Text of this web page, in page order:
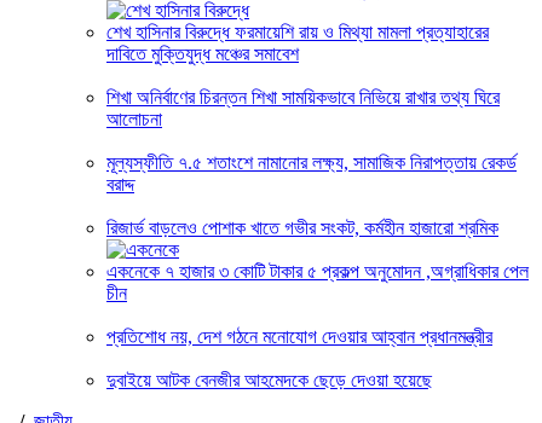
শেখ হাসিনার বিরুদ্ধে ফরমায়েশি রায় ও মিথ্যা মামলা প্রত্যাহারের
দাবিতে মুক্তিযুদ্ধ মঞ্চের সমাবেশ
শিখা অনির্বাণের চিরন্তন শিখা সাময়িকভাবে নিভিয়ে রাখার তথ্য ঘিরে
আলোচনা
মূল্যস্ফীতি ৭.৫ শতাংশে নামানোর লক্ষ্য, সামাজিক নিরাপত্তায় রেকর্ড
বরাদ্দ
রিজার্ভ বাড়লেও পোশাক খাতে গভীর সংকট, কর্মহীন হাজারো শ্রমিক
একনেকে ৭ হাজার ৩ কোটি টাকার ৫ প্রকল্প অনুমোদন ,অগ্রাধিকার পেল
চীন
প্রতিশোধ নয়, দেশ গঠনে মনোযোগ দেওয়ার আহ্বান প্রধানমন্ত্রীর
দুবাইয়ে আটক বেনজীর আহমেদকে ছেড়ে দেওয়া হয়েছে